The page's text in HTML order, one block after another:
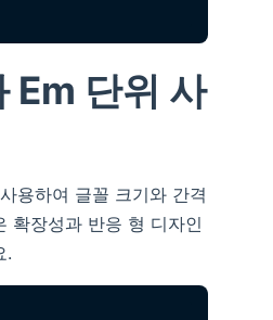
Em 단위 사
용하여 글꼴 크기와 간격
확장성과 반응 형 디자인
.